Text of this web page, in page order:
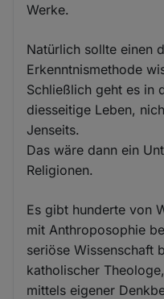
Werke.
Natürlich sollte einen
Erkenntnismethode
Schließlich geht es in
diesseitige Leben,
Jenseits.
Das wäre dann ein
Religionen.
Es gibt hunderte von
mit Anthroposophie
seriöse Wissenschaft
katholischer
mittels eigener